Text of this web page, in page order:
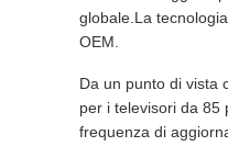
globale.La
OEM.
Da un punto di vista
per i televisori da 85
frequenza di